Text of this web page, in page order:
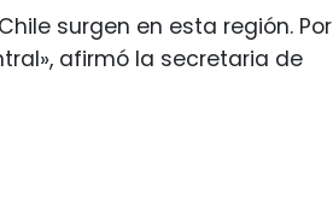
surgen en esta región. Por
afirmó la secretaria de